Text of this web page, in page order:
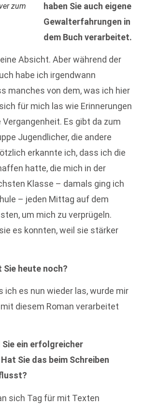
zum
haben Sie auch eigene
Gewalterfahrungen in
dem Buch verarbeitet.
Absicht. Aber während der
habe ich irgendwann
manches von dem, was ich hier
für mich las wie Erinnerungen
Vergangenheit. Es gibt da zum
Jugendlicher, die andere
erkannte ich, dass ich die
hatte, die mich in der
Klasse – damals ging ich
– jeden Mittag auf dem
um mich zu verprügeln.
es konnten, weil sie stärker
heute noch?
ich es nun wieder las, wurde mir
diesem Roman verarbeitet
Sie ein erfolgreicher
Sie das beim Schreiben
sich Tag für mit Texten